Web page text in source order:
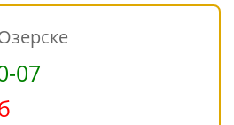
07